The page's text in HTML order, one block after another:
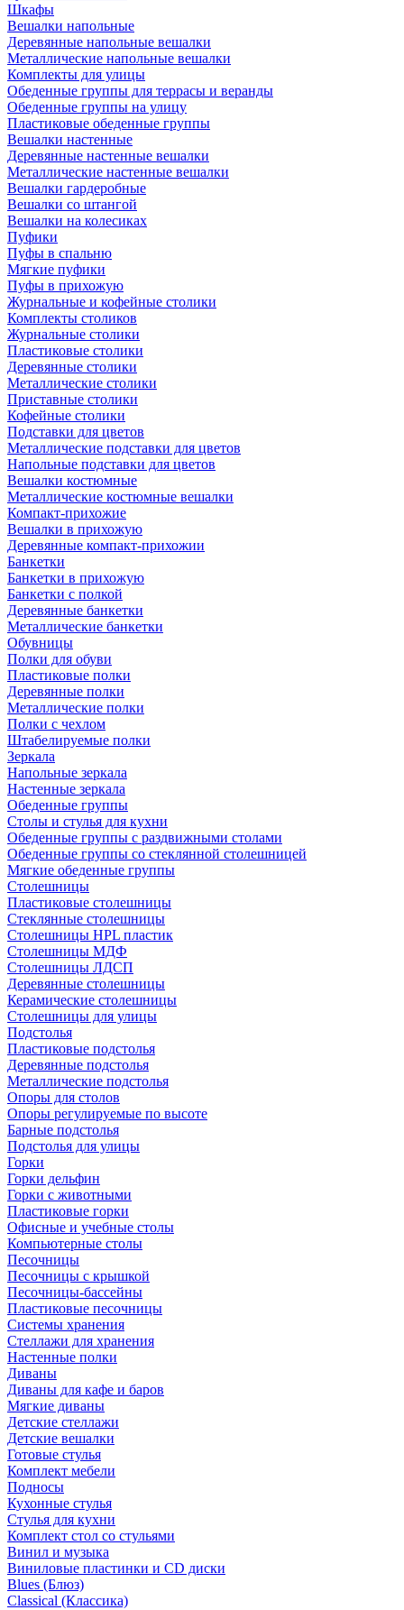
Шкафы
Вешалки напольные
Деревянные напольные вешалки
Металлические напольные вешалки
Комплекты для улицы
Обеденные группы для террасы и веранды
Обеденные группы на улицу
Пластиковые обеденные группы
Вешалки настенные
Деревянные настенные вешалки
Металлические настенные вешалки
Вешалки гардеробные
Вешалки со штангой
Вешалки на колесиках
Пуфики
Пуфы в спальню
Мягкие пуфики
Пуфы в прихожую
Журнальные и кофейные столики
Комплекты столиков
Журнальные столики
Пластиковые столики
Деревянные столики
Металлические столики
Приставные столики
Кофейные столики
Подставки для цветов
Металлические подставки для цветов
Напольные подставки для цветов
Вешалки костюмные
Металлические костюмные вешалки
Компакт-прихожие
Вешалки в прихожую
Деревянные компакт-прихожии
Банкетки
Банкетки в прихожую
Банкетки с полкой
Деревянные банкетки
Металлические банкетки
Обувницы
Полки для обуви
Пластиковые полки
Деревянные полки
Металлические полки
Полки с чехлом
Штабелируемые полки
Зеркала
Напольные зеркала
Настенные зеркала
Обеденные группы
Столы и стулья для кухни
Обеденные группы с раздвижными столами
Обеденные группы со стеклянной столешницей
Мягкие обеденные группы
Столешницы
Пластиковые столешницы
Стеклянные столешницы
Столешницы HPL пластик
Столешницы МДФ
Столешницы ЛДСП
Деревянные столешницы
Керамические столешницы
Столешницы для улицы
Подстолья
Пластиковые подстолья
Деревянные подстолья
Металлические подстолья
Опоры для столов
Опоры регулируемые по высоте
Барные подстолья
Подстолья для улицы
Горки
Горки дельфин
Горки с животными
Пластиковые горки
Офисные и учебные столы
Компьютерные столы
Песочницы
Песочницы с крышкой
Песочницы-бассейны
Пластиковые песочницы
Системы хранения
Стеллажи для хранения
Настенные полки
Диваны
Диваны для кафе и баров
Мягкие диваны
Детские стеллажи
Детские вешалки
Готовые стулья
Комплект мебели
Подносы
Кухонные стулья
Стулья для кухни
Комплект стол со стульями
Винил и музыка
Виниловые пластинки и CD диски
Blues (Блюз)
Classical (Классика)